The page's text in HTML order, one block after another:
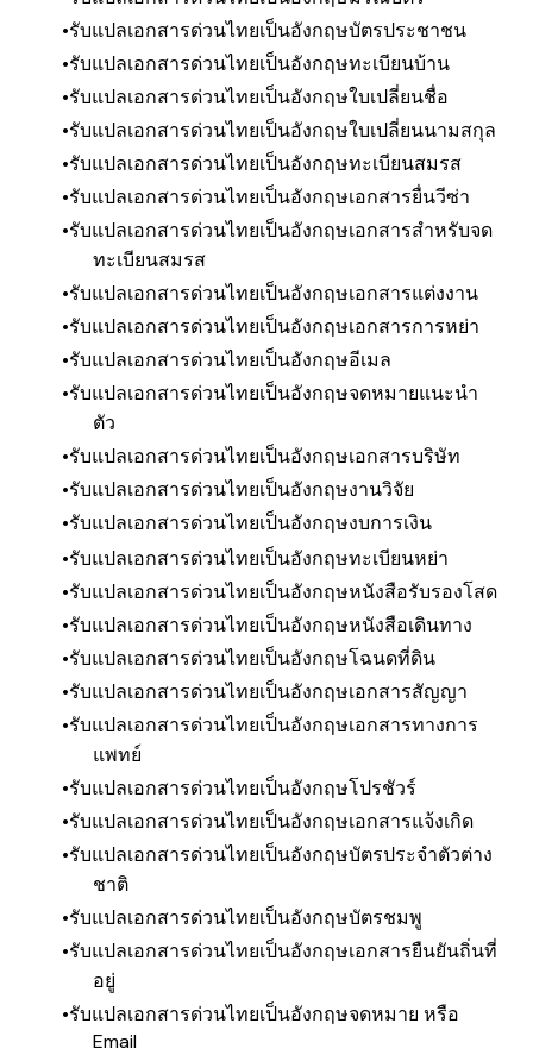
รับแปลเอกสารด่วนไทยเป็นอังกฤษบัตรประชาชน
รับแปลเอกสารด่วนไทยเป็นอังกฤษทะเบียนบ้าน
รับแปลเอกสารด่วนไทยเป็นอังกฤษใบเปลี่ยนชื่อ
รับแปลเอกสารด่วนไทยเป็นอังกฤษใบเปลี่ยนนามสกุล
รับแปลเอกสารด่วนไทยเป็นอังกฤษทะเบียนสมรส
รับแปลเอกสารด่วนไทยเป็นอังกฤษเอกสารยื่นวีซ่า
รับแปลเอกสารด่วนไทยเป็นอังกฤษเอกสารสำหรับจด
ทะเบียนสมรส
รับแปลเอกสารด่วนไทยเป็นอังกฤษเอกสารแต่งงาน
รับแปลเอกสารด่วนไทยเป็นอังกฤษเอกสารการหย่า
รับแปลเอกสารด่วนไทยเป็นอังกฤษอีเมล
รับแปลเอกสารด่วนไทยเป็นอังกฤษจดหมายแนะนำ
ตัว
รับแปลเอกสารด่วนไทยเป็นอังกฤษเอกสารบริษัท
รับแปลเอกสารด่วนไทยเป็นอังกฤษงานวิจัย
รับแปลเอกสารด่วนไทยเป็นอังกฤษงบการเงิน
รับแปลเอกสารด่วนไทยเป็นอังกฤษทะเบียนหย่า
รับแปลเอกสารด่วนไทยเป็นอังกฤษหนังสือรับรองโสด
รับแปลเอกสารด่วนไทยเป็นอังกฤษหนังสือเดินทาง
รับแปลเอกสารด่วนไทยเป็นอังกฤษโฉนดที่ดิน
รับแปลเอกสารด่วนไทยเป็นอังกฤษ​เอกสารสัญญา
รับแปลเอกสารด่วนไทยเป็นอังกฤษเอกสารทางการ
แพทย์
รับแปลเอกสารด่วนไทยเป็นอังกฤษโปรชัวร์
รับแปลเอกสารด่วนไทยเป็นอังกฤษเอกสารแจ้งเกิด
รับแปลเอกสารด่วนไทยเป็นอังกฤษบัตรประจำตัวต่าง
ชาติ
รับแปลเอกสารด่วนไทยเป็นอังกฤษบัตรชมพู
รับแปลเอกสารด่วนไทยเป็นอังกฤษเอกสารยืนยันถิ่นที่
อยู่
รับแปลเอกสารด่วนไทยเป็นอังกฤษจดหมาย หรือ
Email